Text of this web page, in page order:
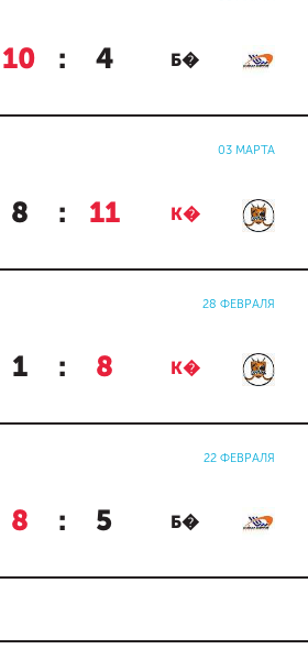
10 : 4 Б�
03 МАРТА
8 : 11 К�
28 ФЕВРАЛЯ
1 : 8 К�
22 ФЕВРАЛЯ
8 : 5 Б�